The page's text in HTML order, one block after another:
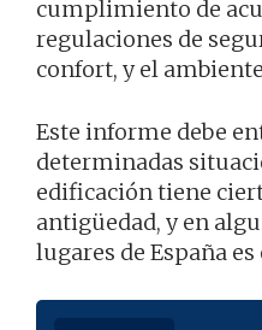
cumplimiento de
regulaciones de
confort, y el
Este informe debe
determinadas
edificación tiene
antigüedad, y en
lugares de España